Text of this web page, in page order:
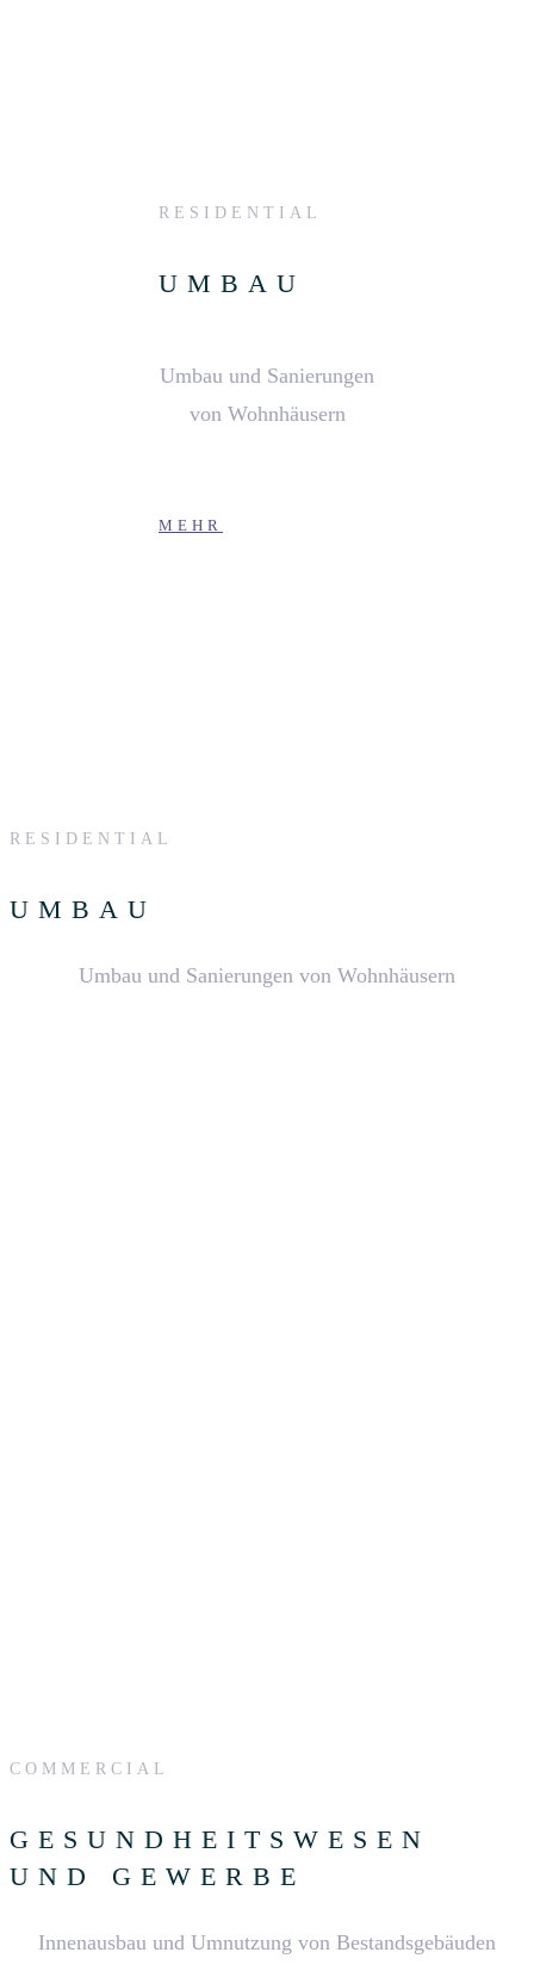
RESIDENTIAL
UMBAU
Umbau und Sanierungen
von Wohnhäusern
MEHR
RESIDENTIAL
UMBAU
Umbau und Sanierungen von Wohnhäusern
COMMERCIAL
GESUNDHEITSWESEN
UND GEWERBE
Innenausbau und Umnutzung von Bestandsgebäuden